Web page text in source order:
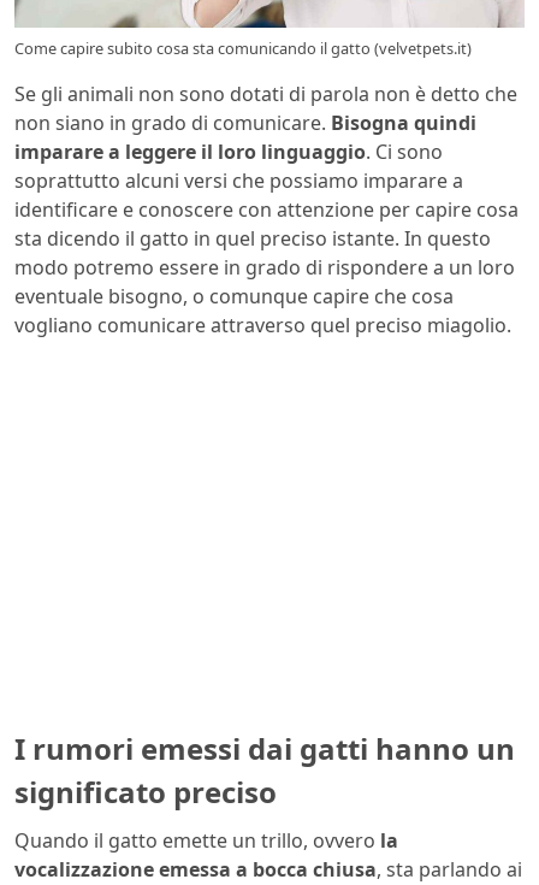
Come capire subito cosa sta comunicando il gatto (velvetpets.it)
Se gli animali non sono dotati di parola non è detto che
non siano in grado di comunicare. Bisogna quindi
imparare a leggere il loro linguaggio. Ci sono
soprattutto alcuni versi che possiamo imparare a
identificare e conoscere con attenzione per capire cosa
sta dicendo il gatto in quel preciso istante. In questo
modo potremo essere in grado di rispondere a un loro
eventuale bisogno, o comunque capire che cosa
vogliano comunicare attraverso quel preciso miagolio.
I rumori emessi dai gatti hanno un
significato preciso
Quando il gatto emette un trillo, ovvero la
vocalizzazione emessa a bocca chiusa, sta parlando ai